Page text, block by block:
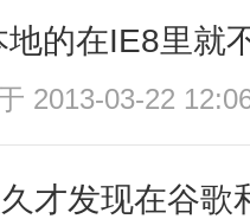
的在IE8里就
2013-03-22
才发现在谷歌